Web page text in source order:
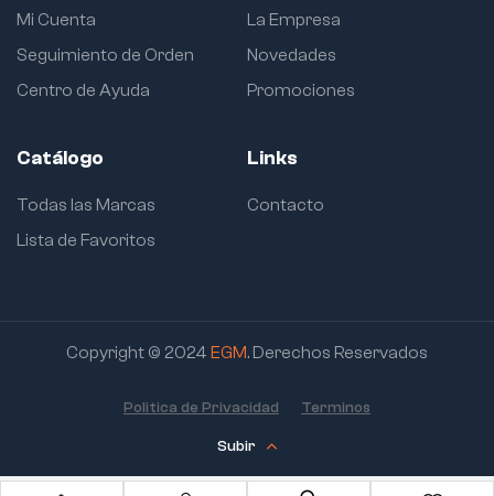
Mi Cuenta
Seguimiento de Orden
Centro de Ayuda
La Empresa
Novedades
Promociones
Catálogo
Todas las Marcas
Lista de Favoritos
Links
Contacto
Copyright © 2024 EGM. Derechos Reservados
Subir
Politica de Privacidad Terminos